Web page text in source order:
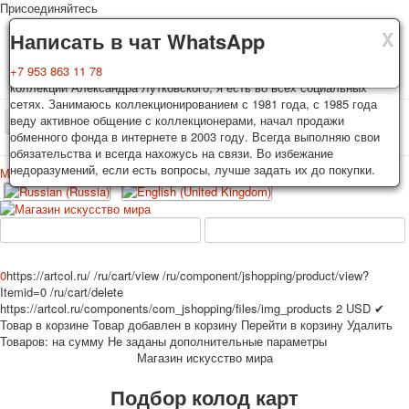
X
Доставка
Колоды, почтовые открытки тщательно упаковываются и
отправляются в течении 3-4 рабочих дней после оплаты.
Исключение: репринт под заказ, такие колоды карт отправляются в
течении 7-8 рабочих дней. Отправка осуществляется почтой России
с треком отслеживания. Цена пересылки зависит от веса и тарифов
почты на момент покупки. По желанию покупателя возможна
отправка СДЕК или другими транспортными компаниями.
X
Гарантия
Вы покупаете колоды игральных карт, почтовые открытки из частной
коллекции Александра Лутковского, я есть во всех социальных
сетях. Занимаюсь коллекционированием с 1981 года, с 1985 года
веду активное общение с коллекционерами, начал продажи
обменного фонда в интернете в 2003 году. Всегда выполняю свои
обязательства и всегда нахожусь на связи. Во избежание
недоразумений, если есть вопросы, лучше задать их до покупки.
X
Написать в чат WhatsApp
+7 953 863 11 78
Присоединяйтесь
TPL_PROTOSTAR_TOGGLE_MENU
Главная Игральные карты Открытки
Меню
Главная
Игральные карты
Эротические рисунки
Рекламные
Эротические фотоколоды
Пин-ап
Политические
Войти
0https://artcol.ru/ /ru/cart/view /ru/component/jshopping/product/view?
Itemid=0 /ru/cart/delete
https://artcol.ru/components/com_jshopping/files/img_products 2 USD ✔
Товар в корзине Товар добавлен в корзину Перейти в корзину Удалить
Товаров: на сумму Не заданы дополнительные параметры
Магазин искусство мира
Подбор колод карт